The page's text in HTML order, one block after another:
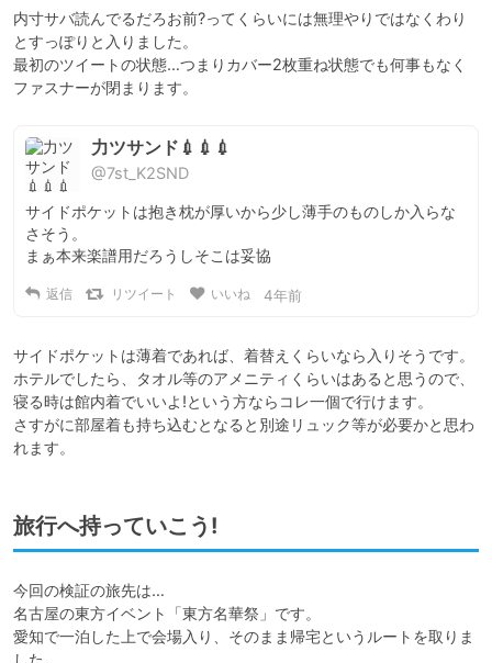
内寸サバ読んでるだろお前?ってくらいには無理やりではなくわり
とすっぽりと入りました。
最初のツイートの状態…つまりカバー2枚重ね状態でも何事もなく
ファスナーが閉まります。
力ツサンド💉💉💉
@7st_K2SND
サイドポケットは抱き枕が厚いから少し薄手のものしか入らな
さそう。
まぁ本来楽譜用だろうしそこは妥協
返信 リツイート いいね 4年前
サイドポケットは薄着であれば、着替えくらいなら入りそうです。
ホテルでしたら、タオル等のアメニティくらいはあると思うので、
寝る時は館内着でいいよ!という方ならコレ一個で行けます。
さすがに部屋着も持ち込むとなると別途リュック等が必要かと思わ
れます。
旅行へ持っていこう!
今回の検証の旅先は…
名古屋の東方イベント「東方名華祭」です。
愛知で一泊した上で会場入り、そのまま帰宅というルートを取りま